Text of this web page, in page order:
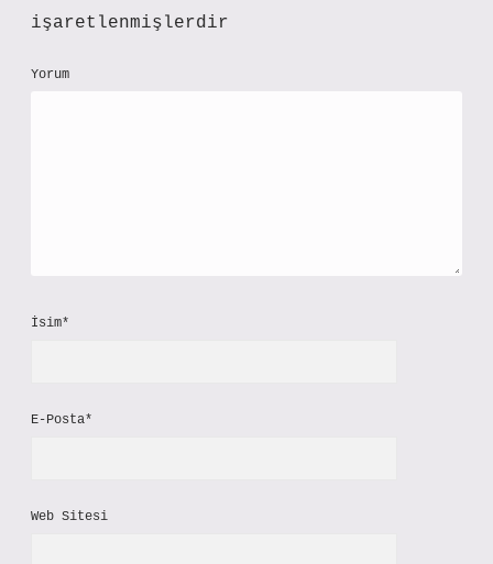
işaretlenmişlerdir
Yorum
İsim*
E-Posta*
Web Sitesi